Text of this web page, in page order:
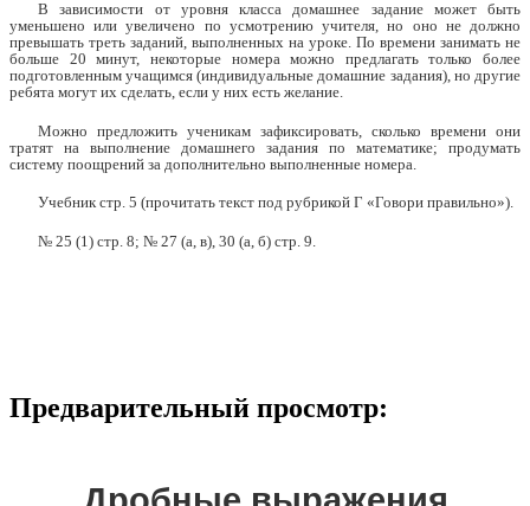
В зависимости от уровня класса домашнее задание может быть
уменьшено или увеличено по усмотрению учителя, но оно не должно
превышать треть заданий, выполненных на уроке. По времени занимать не
больше 20 минут, некоторые номера можно предлагать только более
подготовленным учащимся (индивидуальные домашние задания), но другие
ребята могут их сделать, если у них есть желание.
Можно предложить ученикам зафиксировать, сколько времени они
тратят на выполнение домашнего задания по математике; продумать
систему поощрений за дополнительно выполненные номера.
Учебник стр. 5 (прочитать текст под рубрикой Г «Говори правильно»).
№ 25 (1) стр. 8; № 27 (а, в), 30 (а, б) стр. 9.
Предварительный просмотр: